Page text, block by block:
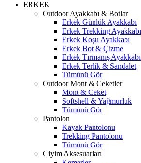
ERKEK
Outdoor Ayakkabı & Botlar
Erkek Günlük Ayakkabı
Erkek Trekking Ayakkabı
Erkek Koşu Ayakkabı
Erkek Bot & Çizme
Erkek Tırmanış Ayakkabı
Erkek Terlik & Sandalet
Tümünü Gör
Outdoor Mont & Ceketler
Mont & Ceket
Softshell & Yağmurluk
Tümünü Gör
Pantolon
Kayak Pantolonu
Trekking Pantolonu
Tümünü Gör
Giyim Aksesuarları